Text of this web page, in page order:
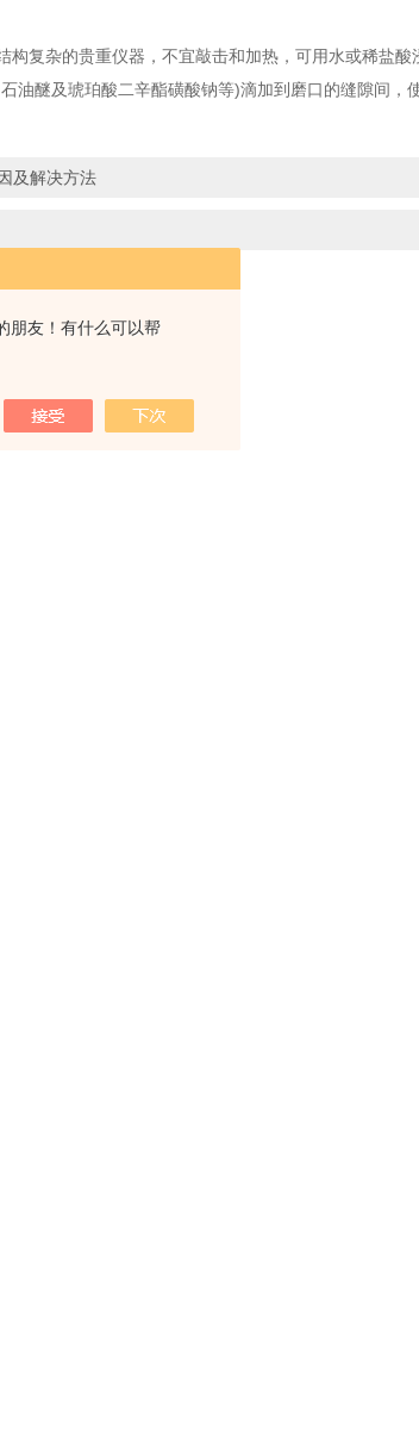
朋友！有什么可以帮
复杂的贵重仪器，不宜敲击和加热，可用水或稀盐酸
油醚及琥珀酸二辛酯磺酸钠等)滴加到磨口的缝隙间，
及解决方法